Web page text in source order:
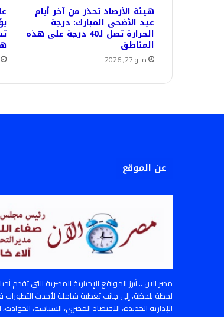
هيئة الأرصاد تحذر من آخر أيام
عيد الأضحى المبارك: درجة
الحرارة تصل لـ40 درجة على هذه
المناطق
مايو 27, 2026
عن الموقع
مصر الان .. أبرز المواقع الإخبارية المصرية التي تقدم
لحظة بلحظة، إلى جانب تغطية شاملة لأحدث
الإدارية الجديدة، الاقتصاد المصري، السياسة، الحوادث،